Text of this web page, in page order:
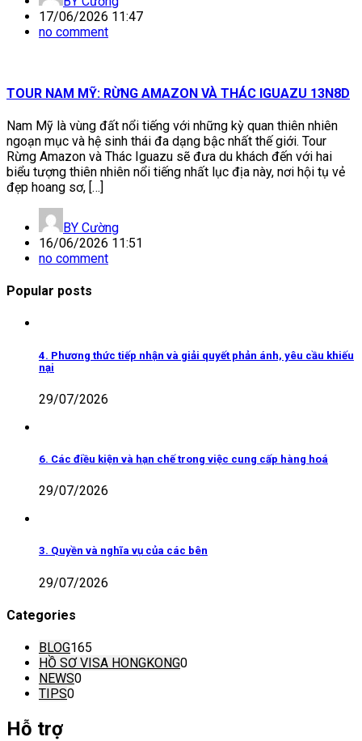
17/06/2026 11:47
no comment
TOUR NAM MỸ: RỪNG AMAZON VÀ THÁC IGUAZU 13N8D
Nam Mỹ là vùng đất nổi tiếng với những kỳ quan thiên nhiên
ngoạn mục và hệ sinh thái đa dạng bậc nhất thế giới. Tour
Rừng Amazon và Thác Iguazu sẽ đưa du khách đến với hai
biểu tượng thiên nhiên nổi tiếng nhất lục địa này, nơi hội tụ vẻ
đẹp hoang sơ, […]
BY Cường
16/06/2026 11:51
no comment
Popular posts
4. Phương thức tiếp nhận và giải quyết phản ánh, yêu cầu khiếu
nại
29/07/2026
6. Các điều kiện và hạn chế trong việc cung cấp hàng hoá
29/07/2026
3. Quyền và nghĩa vụ của các bên
29/07/2026
Categories
BLOG165
HỒ SƠ VISA HONGKONG0
NEWS0
TIPS0
Hỗ trợ